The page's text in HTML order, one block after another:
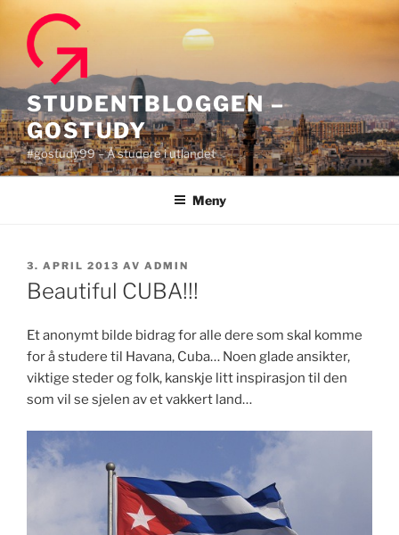
innhold
STUDENTBLOGGEN –
GOSTUDY
#gostudy99 – Å studere i utlandet
Meny
PUBLISERT
3. APRIL 2013 AV ADMIN
Beautiful CUBA!!!
Et anonymt bilde bidrag for alle dere som skal komme
for å studere til Havana, Cuba… Noen glade ansikter,
viktige steder og folk, kanskje litt inspirasjon til den
som vil se sjelen av et vakkert land…